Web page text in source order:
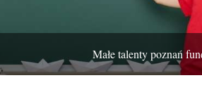
Małe talenty poznań